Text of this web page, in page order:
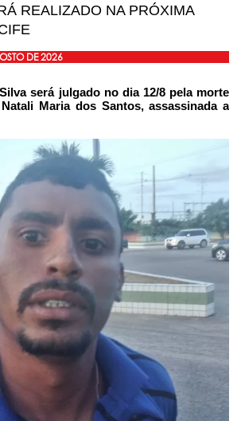
REALIZADO NA PRÓXIMA
DE 2026
será julgado no dia 12/8 pela morte
Maria dos Santos, assassinada a